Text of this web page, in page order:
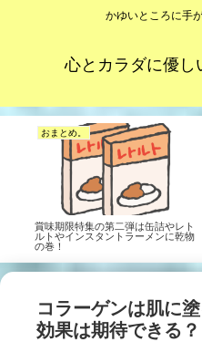
かゆいところに手
心とカラダに優し
おまとめ。
賞味期限特集の第二弾は缶詰やレト
ルトやインスタントラーメンに乾物
の巻！
コラーゲンは肌に
効果は期待できる？